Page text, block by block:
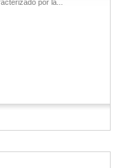
por la...